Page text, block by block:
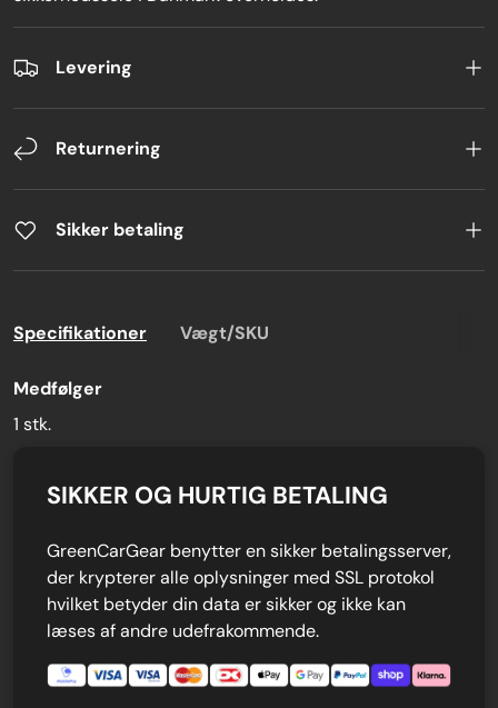
Levering
Returnering
Sikker betaling
Specifikationer Vægt/SKU
Medfølger
1 stk.
SIKKER OG HURTIG BETALING
GreenCarGear benytter en sikker betalingsserver,
der krypterer alle oplysninger med SSL protokol
hvilket betyder din data er sikker og ikke kan
læses af andre udefrakommende.